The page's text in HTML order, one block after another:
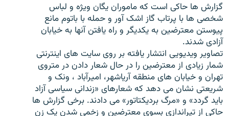
گزارش‌های ویدئویی
English
به ما بپیوندید
گزارش ها حاکی است که ماموران یگان ویژه و لباس
شخصی ها با پرتاب گاز اشک آور و حمله با باتوم مانع
پیوستن معترضین به یکدیگر و راه یافتن آنها به خیابان
آزادی شدند.
تصاویر ویدیویی انتشار یافته بر روی سایت های اینترنتی
شمار زیادی از معترضین را در حال شعار دادن در متروی
تهران و خیابان های منطقه آریاشهر، امیرآباد ، ونک و
شریعتی نشان می دهد که شعارهای «زندانی سیاسی آزاد
باید گردد» و «مرگ بردیکتاتور» می دادند. برخی گزارش ها
حاکی از تیراندازی بسوی معترضین و زخمی شدن یک زن